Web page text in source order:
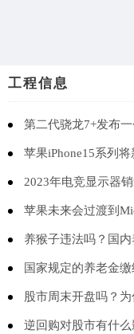
工程信息
第二代骁龙7+发布
2023年电竞显示器
苹果未来会过渡到
养猴子违法吗？国
国家规定的养老金
股市周末开盘吗？
逆回购对股市有什